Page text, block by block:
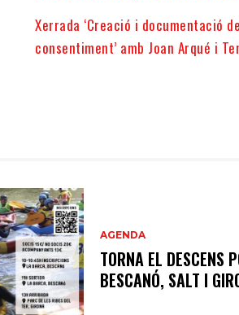
Xerrada ‘Creació i documentació
consentiment’ amb Joan Arqué i
AGENDA
TORNA EL DESCENS
BESCANÓ, SALT I